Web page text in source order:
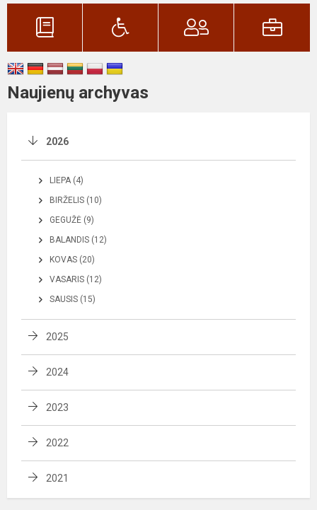
Naujienų archyvas
2026
LIEPA (4)
BIRŽELIS (10)
GEGUŽĖ (9)
BALANDIS (12)
KOVAS (20)
VASARIS (12)
SAUSIS (15)
2025
2024
2023
2022
2021